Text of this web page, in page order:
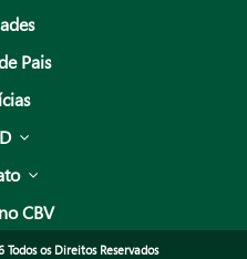
Pais
CBV
os Direitos Reservados